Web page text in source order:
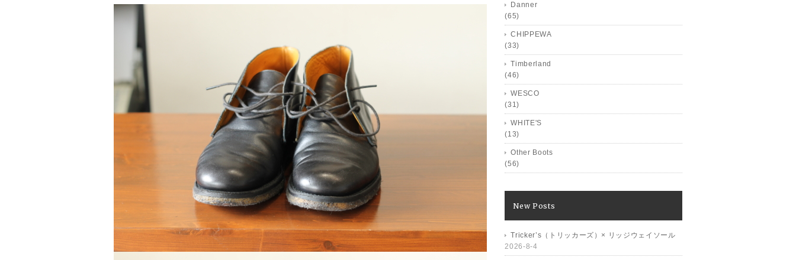
Danner
(65)
CHIPPEWA
(33)
Timberland
(46)
WESCO
(31)
WHITE'S
(13)
Other Boots
(56)
New Posts
Tricker’s（トリッカーズ）× リッジウェイソール
2026-8-4